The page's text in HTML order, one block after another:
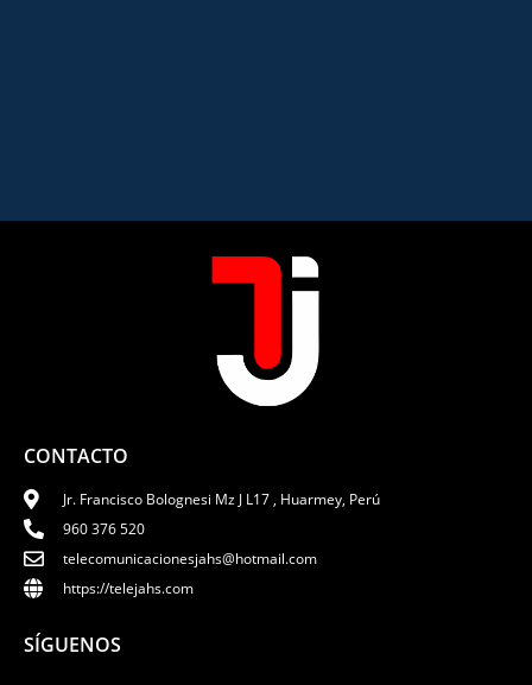
CONTACTO
Jr. Francisco Bolognesi Mz J L17 , Huarmey, Perú
960 376 520
telecomunicacionesjahs@hotmail.com
https://telejahs.com
SÍGUENOS